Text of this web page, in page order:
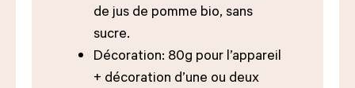
de jus de pomme bio, sans
sucre.
Décoration: 80g pour l’appareil
+ décoration d’une ou deux